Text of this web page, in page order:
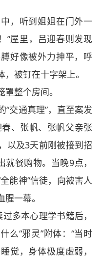
，听到姐姐在门外一
”屋里，吕迎春则发现
好像被外力抻平，呼
被钉在十字架上。
整个房间。
通真理”，直至案发
、张帆、张帆父亲张
以及3天前刚被接到招
就餐购物。当晚9点，
能神”信徒，向被害人
一幕。
本心理学书籍后，
么“邪灵”附体：“当时
觉，身体极度虚弱，